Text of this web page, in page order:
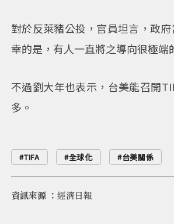
對於反萊豬公投，官員坦言，政
幸的是，有人一直將之導向很極
不過劉大年也表示，台美能召開
多。
TIFA 全球化 台美關係
資訊來源 ： 經濟日報